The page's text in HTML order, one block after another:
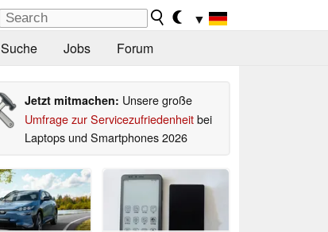
▼
Suche Jobs Forum
Jetzt mitmachen: Unsere große
Umfrage zur Servicezufriedenheitbei
Laptops und Smartphones 2026